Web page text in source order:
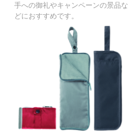
手への御礼やキャンペーンの景品な
どにおすすめです。